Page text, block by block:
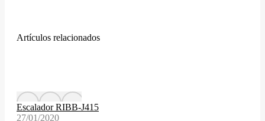
Artículos relacionados
Escalador RIBB-J415
27/01/2020